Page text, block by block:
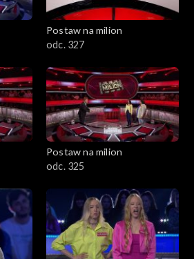
Postaw na milion
odc. 327
Postaw na milion
odc. 325